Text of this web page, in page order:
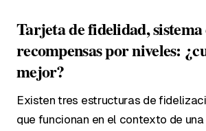
Tarjeta de fidelidad, sistema
recompensas por niveles:
mejor?
Existen tres estructuras de
que funcionan en el contexto de